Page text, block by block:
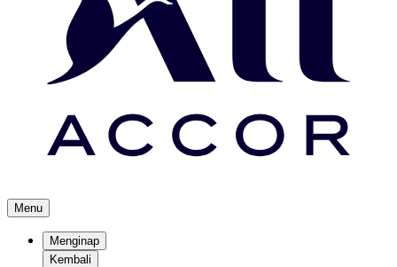
Menu
Menginap
Kembali